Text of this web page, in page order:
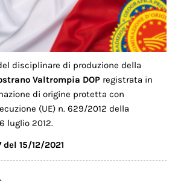
disciplinare di produzione della
Valtrompia DOP registrata in
di origine protetta con
(UE) n. 629/2012 della
luglio 2012.
del 15/12/2021